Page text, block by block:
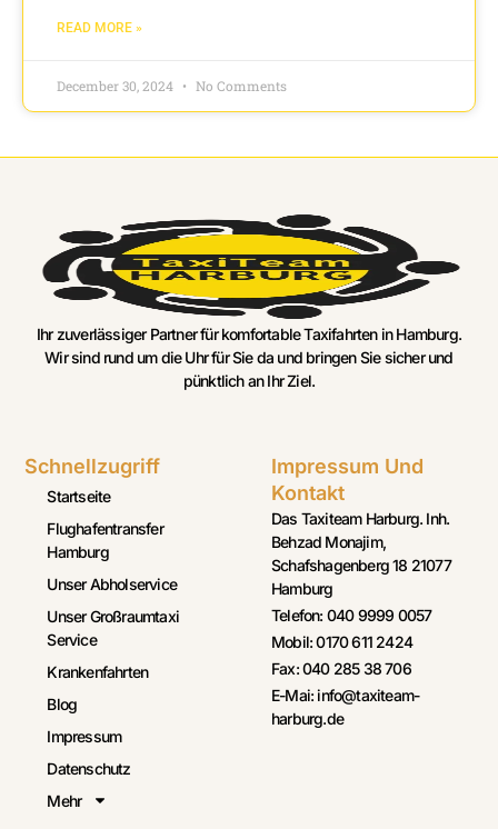
READ MORE »
December 30, 2024 No Comments
Ihr zuverlässiger Partner für komfortable Taxifahrten in Hamburg.
Wir sind rund um die Uhr für Sie da und bringen Sie sicher und
pünktlich an Ihr Ziel.
Schnellzugriff
Startseite
Flughafentransfer
Hamburg
Unser Abholservice
Unser Großraumtaxi
Service
Krankenfahrten
Blog
Impressum
Datenschutz
Mehr
Impressum Und
Kontakt
Das Taxiteam Harburg. Inh.
Behzad Monajim,
Schafshagenberg 18 21077
Hamburg
Telefon: 040 9999 0057
Mobil: 0170 611 2424
Fax: 040 285 38 706
E-Mai: info@taxiteam-
harburg.de